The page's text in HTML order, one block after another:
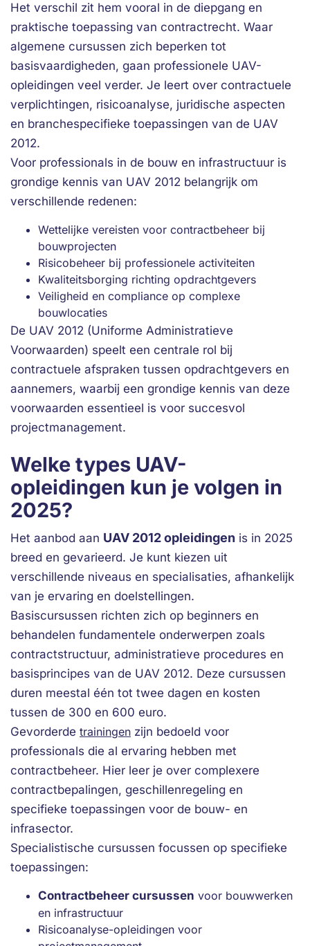
Het verschil zit hem vooral in de diepgang en
praktische toepassing van contractrecht. Waar
algemene cursussen zich beperken tot
basisvaardigheden, gaan professionele UAV-
opleidingen veel verder. Je leert over contractuele
verplichtingen, risicoanalyse, juridische aspecten
en branchespecifieke toepassingen van de UAV
2012.
Voor professionals in de bouw en infrastructuur is
grondige kennis van UAV 2012 belangrijk om
verschillende redenen:
Wettelijke vereisten voor contractbeheer bij
bouwprojecten
Risicobeheer bij professionele activiteiten
Kwaliteitsborging richting opdrachtgevers
Veiligheid en compliance op complexe
bouwlocaties
De UAV 2012 (Uniforme Administratieve
Voorwaarden) speelt een centrale rol bij
contractuele afspraken tussen opdrachtgevers en
aannemers, waarbij een grondige kennis van deze
voorwaarden essentieel is voor succesvol
projectmanagement.
Welke types UAV-
opleidingen kun je volgen in
2025?
Het aanbod aan UAV 2012 opleidingen is in 2025
breed en gevarieerd. Je kunt kiezen uit
verschillende niveaus en specialisaties, afhankelijk
van je ervaring en doelstellingen.
Basiscursussen richten zich op beginners en
behandelen fundamentele onderwerpen zoals
contractstructuur, administratieve procedures en
basisprincipes van de UAV 2012. Deze cursussen
duren meestal één tot twee dagen en kosten
tussen de 300 en 600 euro.
Gevorderde trainingen zijn bedoeld voor
professionals die al ervaring hebben met
contractbeheer. Hier leer je over complexere
contractbepalingen, geschillenregeling en
specifieke toepassingen voor de bouw- en
infrasector.
Specialistische cursussen focussen op specifieke
toepassingen:
Contractbeheer cursussen voor bouwwerken
en infrastructuur
Risicoanalyse-opleidingen voor